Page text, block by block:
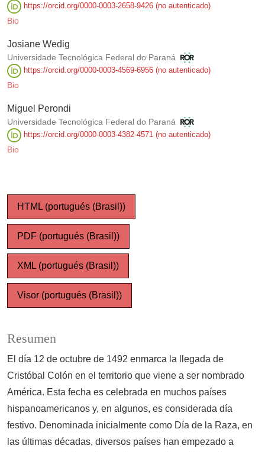
https://orcid.org/0000-0003-2658-9426 (no autenticado)
Bio
Josiane Wedig
Universidade Tecnológica Federal do Paraná
https://orcid.org/0000-0003-4569-6956 (no autenticado)
Bio
Miguel Perondi
Universidade Tecnológica Federal do Paraná
https://orcid.org/0000-0003-4382-4571 (no autenticado)
Bio
HTML (portugués (Brasil))
PDF (portugués (Brasil))
XML (portugués (Brasil))
Visor (portugués (Brasil))
Resumen
El día 12 de octubre de 1492 enmarca la llegada de
Cristóbal Colón en el territorio que viene a ser nombrado
América. Esta fecha es celebrada en muchos países
hispanoamericanos y, en algunos, es considerada día
festivo. Denominada inicialmente como Día de la Raza, en
las últimas décadas, diversos países han empezado a